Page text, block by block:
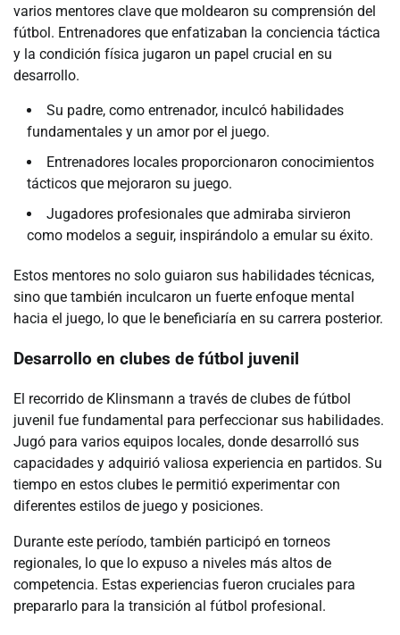
varios mentores clave que moldearon su comprensión del
fútbol. Entrenadores que enfatizaban la conciencia táctica
y la condición física jugaron un papel crucial en su
desarrollo.
Su padre, como entrenador, inculcó habilidades
fundamentales y un amor por el juego.
Entrenadores locales proporcionaron conocimientos
tácticos que mejoraron su juego.
Jugadores profesionales que admiraba sirvieron
como modelos a seguir, inspirándolo a emular su éxito.
Estos mentores no solo guiaron sus habilidades técnicas,
sino que también inculcaron un fuerte enfoque mental
hacia el juego, lo que le beneficiaría en su carrera posterior.
Desarrollo en clubes de fútbol juvenil
El recorrido de Klinsmann a través de clubes de fútbol
juvenil fue fundamental para perfeccionar sus habilidades.
Jugó para varios equipos locales, donde desarrolló sus
capacidades y adquirió valiosa experiencia en partidos. Su
tiempo en estos clubes le permitió experimentar con
diferentes estilos de juego y posiciones.
Durante este período, también participó en torneos
regionales, lo que lo expuso a niveles más altos de
competencia. Estas experiencias fueron cruciales para
prepararlo para la transición al fútbol profesional.